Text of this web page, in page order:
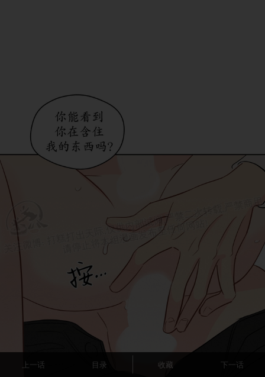
上一话 目录 收藏 下一话